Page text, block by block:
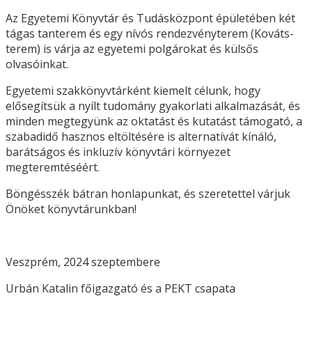
Az Egyetemi Könyvtár és Tudásközpont épületében két
tágas tanterem és egy nívós rendezvényterem (Kováts-
terem) is várja az egyetemi polgárokat és külsős
olvasóinkat.
Egyetemi szakkönyvtárként kiemelt célunk, hogy
elősegítsük a nyílt tudomány gyakorlati alkalmazását, és
minden megtegyünk az oktatást és kutatást támogató, a
szabadidő hasznos eltöltésére is alternatívát kínáló,
barátságos és inkluzív könyvtári környezet
megteremtéséért.
Böngésszék bátran honlapunkat, és szeretettel várjuk
Önöket könyvtárunkban!
Veszprém, 2024 szeptembere
Urbán Katalin főigazgató és a PEKT csapata